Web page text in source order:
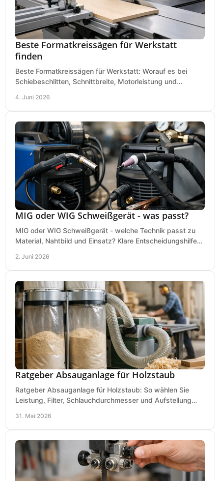
Beste Formatkreissägen für Werkstatt
finden
Beste Formatkreissägen für Werkstatt: Worauf es bei
Schiebeschlitten, Schnittbreite, Motorleistung und
4. Juni 2026
MIG oder WIG Schweißgerät - was passt?
MIG oder WIG Schweißgerät - welche Technik passt zu
Material, Nahtbild und Einsatz? Klare Entscheidungshilfe
2. Juni 2026
Ratgeber Absauganlage für Holzstaub
Ratgeber Absauganlage für Holzstaub: So wählen Sie
Leistung, Filter, Schlauchdurchmesser und Aufstellung
31. Mai 2026